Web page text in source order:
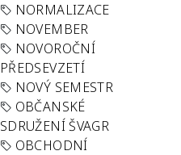
NORMALIZACE
NOVEMBER
NOVOROČNÍ
PŘEDSEVZETÍ
NOVÝ SEMESTR
OBČANSKÉ
SDRUŽENÍ ŠVAGR
OBCHODNÍ